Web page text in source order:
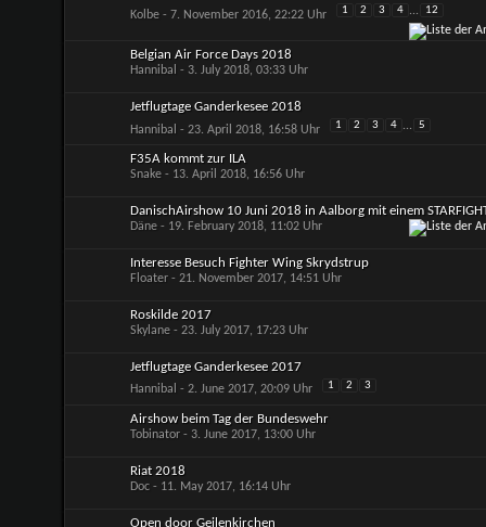
Kolbe- 7. November 2016, 22:22 Uhr 1 2 3 4 ... 12
Belgian Air Force Days 2018
Hannibal - 3. July 2018, 03:33 Uhr
Jetflugtage Ganderkesee 2018
Hannibal - 23. April 2018, 16:58 Uhr 1 2 3 4 ... 5
F35A kommt zur ILA
Snake- 13. April 2018, 16:56 Uhr
DanischAirshow 10 Juni 2018 in Aalborg mit einem
Däne- 19. February 2018, 11:02 Uhr
Interesse Besuch Fighter Wing Skrydstrup
Floater- 21. November 2017, 14:51 Uhr
Roskilde 2017
Skylane- 23. July 2017, 17:23 Uhr
Jetflugtage Ganderkesee 2017
Hannibal - 2. June 2017, 20:09 Uhr 1 2 3
Airshow beim Tag der Bundeswehr
Tobinator- 3. June 2017, 13:00 Uhr
Riat 2018
Doc- 11. May 2017, 16:14 Uhr
Open door Geilenkirchen